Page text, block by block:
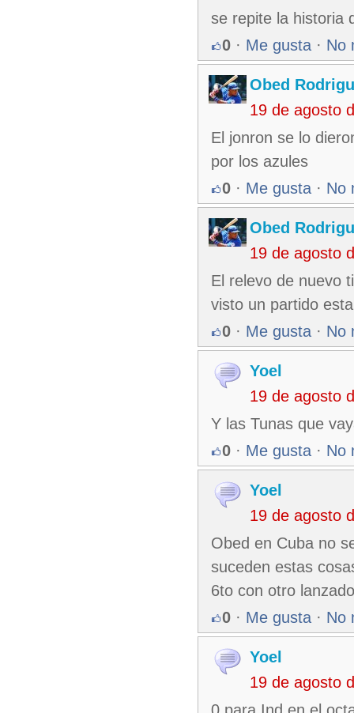
se repite la historia
0 · Me gusta · No
Obed
19 de agosto
El jonron se lo
por los azules
0 · Me gusta · No
Obed
19 de agosto
El relevo de nuevo
visto un partido
0 · Me gusta · No
Yoel
19 de agosto
Y las Tunas que
0 · Me gusta · No
Yoel
19 de agosto
Obed en Cuba no
suceden estas
6to con otro
0 · Me gusta · No
Yoel
19 de agosto